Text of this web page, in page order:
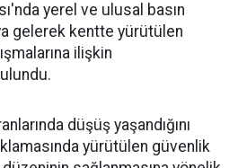
yerel ve ulusal basın
gelerek kentte yürütülen
ilişkin
düşüş yaşandığını
yürütülen güvenlik